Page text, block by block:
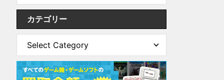
カテゴリー